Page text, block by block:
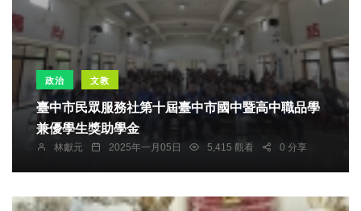
政治 文教
臺中市民眾服務社第十屆臺中市國中暨高中職品學
兼優學生獎助學金
林獻元 2025年一月05日 5,415 觀看 0 分享